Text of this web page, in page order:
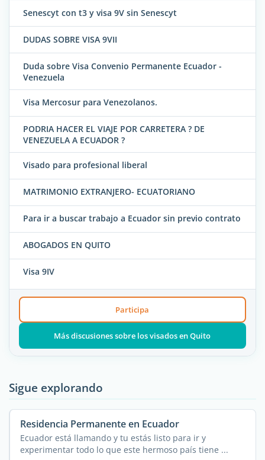
Senescyt con t3 y visa 9V sin Senescyt
DUDAS SOBRE VISA 9VII
Duda sobre Visa Convenio Permanente Ecuador -
Venezuela
Visa Mercosur para Venezolanos.
PODRIA HACER EL VIAJE POR CARRETERA ? DE
VENEZUELA A ECUADOR ?
Visado para profesional liberal
MATRIMONIO EXTRANJERO- ECUATORIANO
Para ir a buscar trabajo a Ecuador sin previo contrato
ABOGADOS EN QUITO
Visa 9IV
Participa
Más discusiones sobre los visados en Quito
Sigue explorando
Residencia Permanente en Ecuador
Ecuador está llamando y tu estás listo para ir y
experimentar todo lo que este hermoso país tiene ...